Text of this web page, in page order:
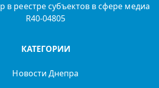
в реестре субъектов в сфере медиа
R40-04805
КАТЕГОРИИ
Новости Днепра